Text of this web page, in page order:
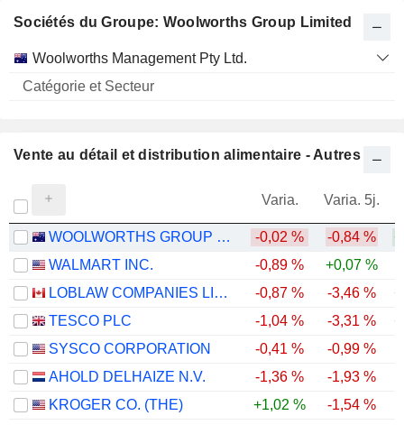
Sociétés du Groupe: Woolworths Group Limited
Nom
Catégorie
Secteur
Woolworths Management Pty Ltd.
Vente au détail et distribution alimentaire - Autres
Varia. Varia. 5j.
WOOLWORTHS GROUP LIMITED -0,02 % -0,84 %
WALMART INC.
-0,89 % +0,07 %
LOBLAW COMPANIES LIMITED
-0,87 % -3,46 %
TESCO PLC
-1,04 % -3,31 %
SYSCO CORPORATION
-0,41 % -0,99 %
AHOLD DELHAIZE N.V.
-1,36 % -1,93 %
KROGER CO. (THE)
+1,02 % -1,54 %